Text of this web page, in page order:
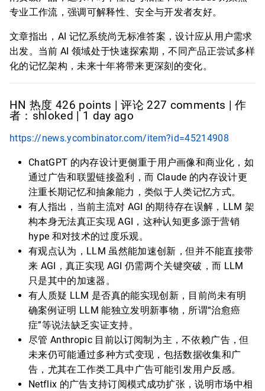
专业工作流，强调可解释性、安全与开发者友好。
文章指出，AI 记忆系统尚无标准答案，设计应从用户需求
出发。当前 AI 领域处于快速探索期，不同产品正尝试多样
化的记忆架构，未来十年将带来更深刻的变化。
HN 热度 426 points | 评论 227 comments | 作
者：shloked | 1 day ago
https://news.ycombinator.com/item?id=45214908
ChatGPT 的内存设计更侧重于用户画像和商业化，如
通过广告和联盟链接盈利，而 Claude 的内存设计更
注重长期记忆和抽象能力，类似于人类记忆方式。
有人指出，当前主流对 AGI 的期待存在误解，LLM 架
构本身无法真正实现 AGI，这种认知更多源于营销
hype 和对技术的过度乐观。
有观点认为，LLM 虽然能加速创新，但并不能直接带
来 AGI，真正实现 AGI 仍需两个关键突破，而 LLM
只是其中的加速器。
有人质疑 LLM 是否真的能实现创新，目前尚未有明
确案例证明 LLM 能独立发明新事物，所谓“治愈癌
症”等说法缺乏实证支持。
尽管 Anthropic 目前以订阅制为主，不依赖广告，但
未来仍可能通过多种方式变现，包括数据收集和广
告，尤其在工作类工具中广告可能引发用户反感。
Netflix 的广告支持订阅模式成功扩张，说明市场中相